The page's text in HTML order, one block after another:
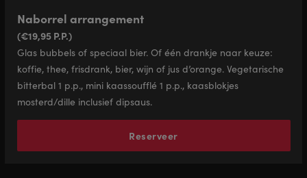
Naborrel arrangement
(€19,95 P.P.)
Glas bubbels of speciaal bier. Of één drankje naar keuze:
koffie, thee, frisdrank, bier, wijn of jus d’orange. Vegetarische
bitterbal 1 p.p., mini kaassoufflé 1 p.p., kaasblokjes
mosterd/dille inclusief dipsaus.
Reserveer